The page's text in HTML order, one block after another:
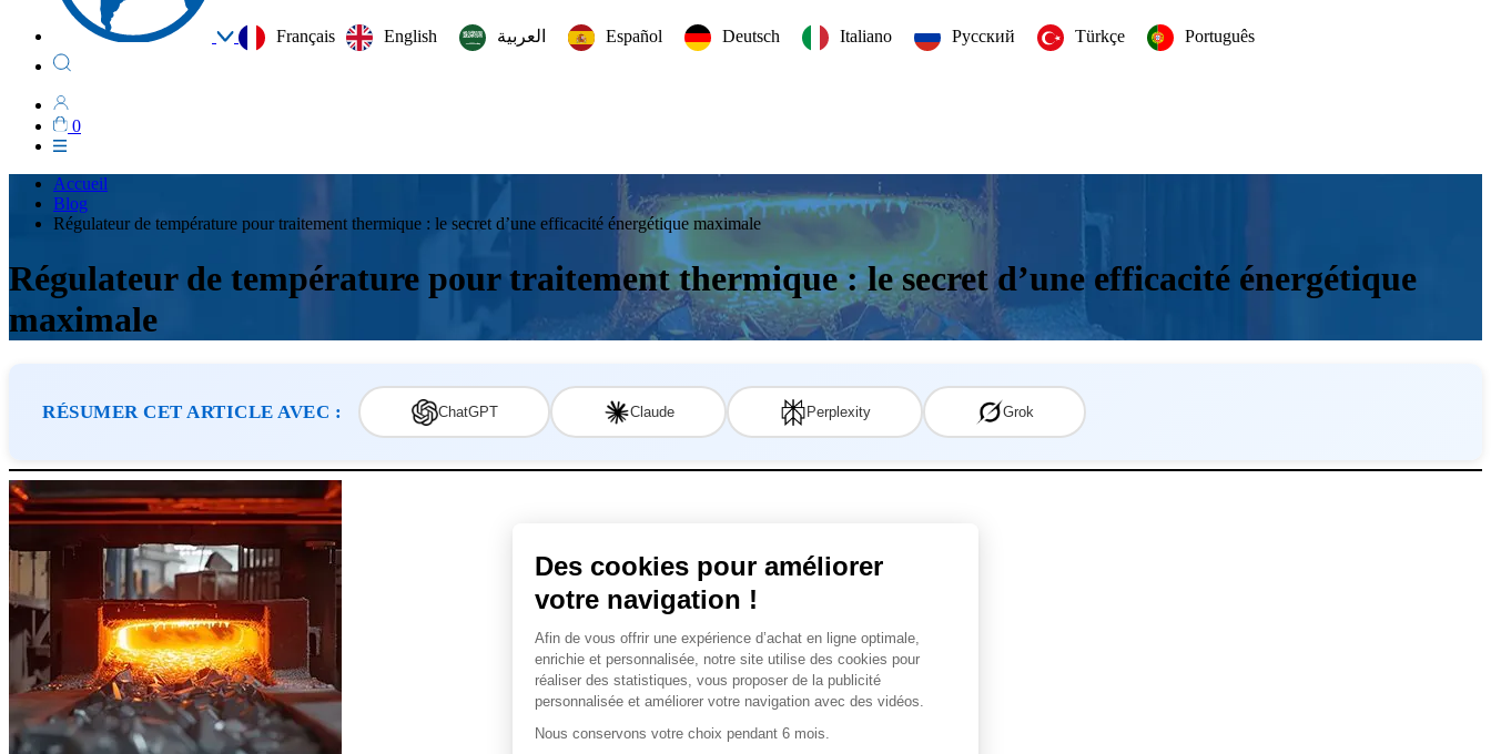
Français English العربية‏ Español Deutsch Italiano Русский Türkçe Português
0
Accueil
Blog
Régulateur de température pour traitement thermique : le secret d’une efficacité énergétique maximale
Régulateur de température pour traitement thermique : le secret d’une efficacité énergétique
maximale
RÉSUMER CET ARTICLE AVEC : ChatGPT Claude Perplexity Grok